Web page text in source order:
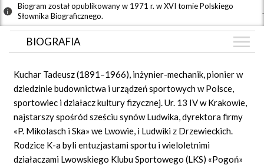
Biogram został opublikowany w 1971 r. w XVI tomie Polskiego
Słownika Biograficznego.
.
BIOGRAFIA
ZDJĘCIA (5)
GRAF POWIĄZAŃ
DYSKUSJA
Mapa
Kuchar Tadeusz (1891–1966), inżynier-mechanik, pionier w
dziedzinie budownictwa i urządzeń sportowych w Polsce,
sportowiec i działacz kultury fizycznej. Ur. 13 IV w Krakowie,
najstarszy spośród sześciu synów Ludwika, dyrektora firmy
«P. Mikolasch i Ska» we Lwowie, i Ludwiki z Drzewieckich.
Rodzice K-a byli entuzjastami sportu i wieloletnimi
działaczami Lwowskiego Klubu Sportowego (LKS) «Pogoń»